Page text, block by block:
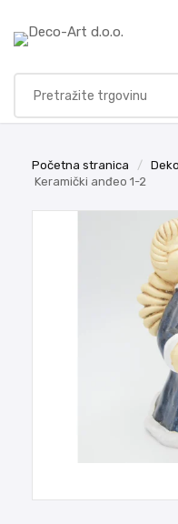
Početna stranica /
Keramički anđeo 1-2